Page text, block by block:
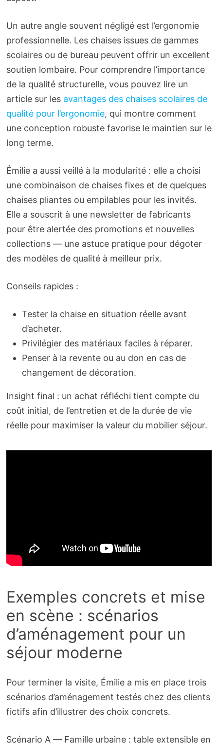
Un autre angle souvent négligé est l’ergonomie
professionnelle. Les chaises issues de gammes
scolaires ou de bureau peuvent offrir un excellent
soutien lombaire. Pour comprendre l’importance
de la qualité structurelle, vous pouvez lire un
article sur les avantages des chaises scolaires de
qualité pour l’ergonomie, qui montre comment
une conception robuste favorise le maintien sur le
long terme.
Émilie a aussi veillé à la modularité : elle a choisi
une combinaison de chaises fixes et de quelques
chaises pliantes ou empilables pour les invités.
Elle a souscrit à une newsletter de fabricants
pour être alertée des promotions et nouvelles
collections — une astuce pratique pour dégoter
des modèles de qualité à meilleur prix.
Conseils rapides :
Tester la chaise en situation réelle avant
d’acheter.
Privilégier des matériaux faciles à réparer.
Penser à la revente ou au don en cas de
changement de décoration.
Insight final : un achat réfléchi tient compte du
coût initial, de l’entretien et de la durée de vie
réelle pour maximiser la valeur du mobilier séjour.
Exemples concrets et mise
en scène : scénarios
d’aménagement pour un
séjour moderne
Pour terminer la visite, Émilie a mis en place trois
scénarios d’aménagement testés chez des clients
fictifs afin d’illustrer des choix concrets.
Scénario A — Famille urbaine : table extensible en